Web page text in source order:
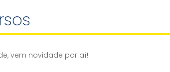
vem novidade por aí!